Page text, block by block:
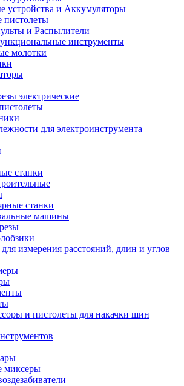
устройства и Аккумуляторы
пистолеты
и Распылители
инструменты
молотки
электрические
для электроинструмента
станки
станки
машины
измерения расстояний, длин и углов
и пистолеты для накачки шин
миксеры